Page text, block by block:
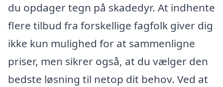
du opdager tegn på skadedyr. At indhente
flere tilbud fra forskellige fagfolk giver dig
ikke kun mulighed for at sammenligne
priser, men sikrer også, at du vælger den
bedste løsning til netop dit behov. Ved at